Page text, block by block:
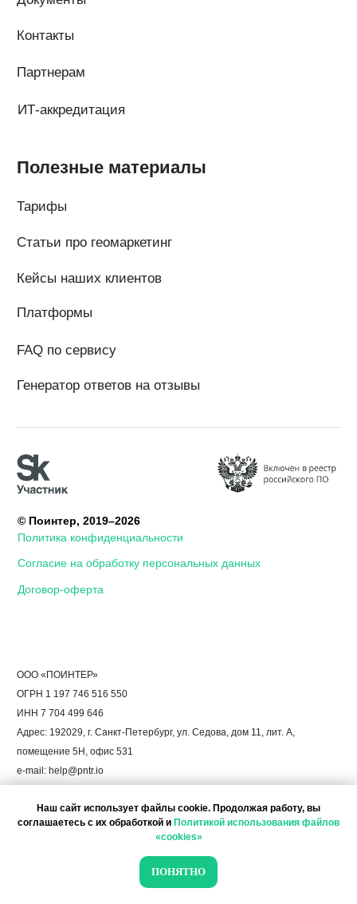
Наш сайт использует файлы cookie. Продолжая работу, вы
соглашаетесь с их обработкой и Политикой использования файлов
«cookies»
ПОНЯТНО